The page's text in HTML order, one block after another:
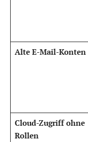
Alte E-Mail-Konten
Cloud-Zugriff ohne
Rollen